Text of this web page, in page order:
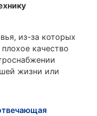
из-за которых
качество
жизни или